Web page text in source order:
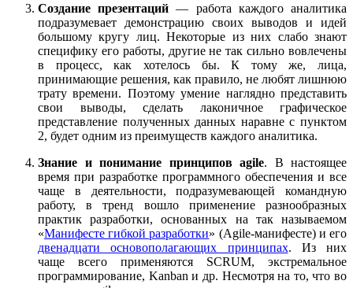
Создание презентаций — работа каждого аналитика
подразумевает демонстрацию своих выводов и идей
большому кругу лиц. Некоторые из них слабо знают
специфику его работы, другие не так сильно вовлечены
в процесс, как хотелось бы. К тому же, лица,
принимающие решения, как правило, не любят лишнюю
трату времени. Поэтому умение наглядно представить
свои выводы, сделать лаконичное графическое
представление полученных данных наравне с пунктом
2, будет одним из преимуществ каждого аналитика.
Знание и понимание принципов agile. В настоящее
время при разработке программного обеспечения и все
чаще в деятельности, подразумевающей командную
работу, в тренд вошло применение разнообразных
практик разработки, основанных на так называемом
«Манифесте гибкой разработки» (Agile-манифесте) и его
двенадцати основополагающих принципах. Из них
чаще всего применяются SCRUM, экстремальное
программирование, Kanban и др. Несмотря на то, что во